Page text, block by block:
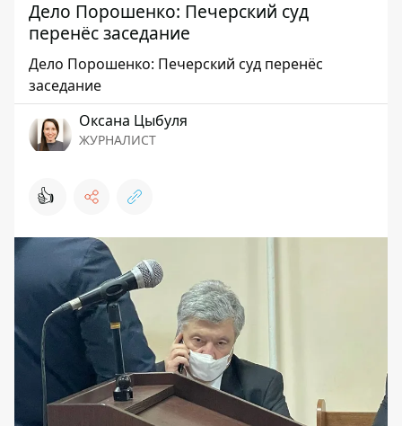
Дело Порошенко: Печерский суд
перенёс заседание
Дело Порошенко: Печерский суд перенёс
заседание
Оксана Цыбуля
ЖУРНАЛИСТ
👍